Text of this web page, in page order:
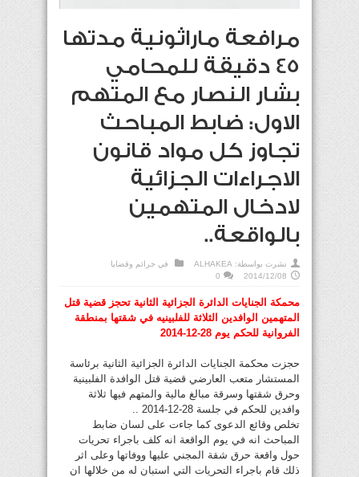
مرافعة ماراثونية مدتها
45 دقيقة للمحامي
بشار النصار مع المتهم
الاول: ضابط المباحث
تجاوز كل مواد قانون
الاجراءات الجزائية
لادخال المتهمين
بالواقعة..
نشرت بواسطة: ALHAKEA في جرائم وقضايا
2014/12/08
0
محمكة الجنايات الدائرة الجزائية الثانية تحجز قضية قتل
المتهمين الوافدين الثلاثة للفلبينيه في شقتها بمنطقة
الفروانية للحكم يوم 28-12-2014
حجزت محكمة الجنايات الدائرة الجزائية الثانية برئاسة
المستشار متعب العارضي قضية قتل الوافدة الفلبينية
وحرق شقتها وسرقة مبالغ مالية والمتهم فيها ثلاثة
وافدين للحكم في جلسة 28-12-2014 ..
تخلص وقائع الدعوى كما جاءت على لسان ضابط
المباحث انه في يوم الواقعة انه كلف باجراء تحريات
حول واقعة حرق شقة المجني عليها ووفاتها وعلى اثر
ذلك قام باجراء التحريات التي استبان له من خلالها ان